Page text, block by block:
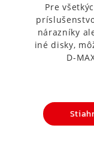
Pre
nárazníky
iné disky,
D-